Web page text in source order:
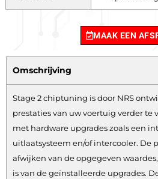
MAAK EEN
Omschrijving
Stage 2 chiptuning is door NRS
prestaties van uw voertuig verder
met hardware upgrades zoals een
uitlaatsysteem en/of intercooler. De
afwijken van de opgegeven
is van de geïnstalleerde upgrades.